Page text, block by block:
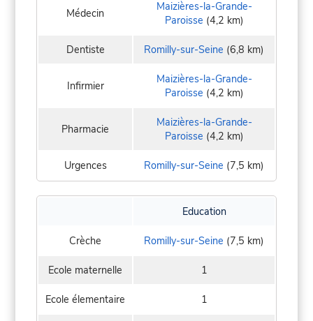
Médecin
Maizières-la-Grande-
Paroisse (4,2 km)
Dentiste Romilly-sur-Seine (6,8 km)
Infirmier
Maizières-la-Grande-
Paroisse (4,2 km)
Pharmacie
Maizières-la-Grande-
Paroisse (4,2 km)
Urgences Romilly-sur-Seine (7,5 km)
Education
Crèche Romilly-sur-Seine (7,5 km)
Ecole maternelle 1
Ecole élementaire 1